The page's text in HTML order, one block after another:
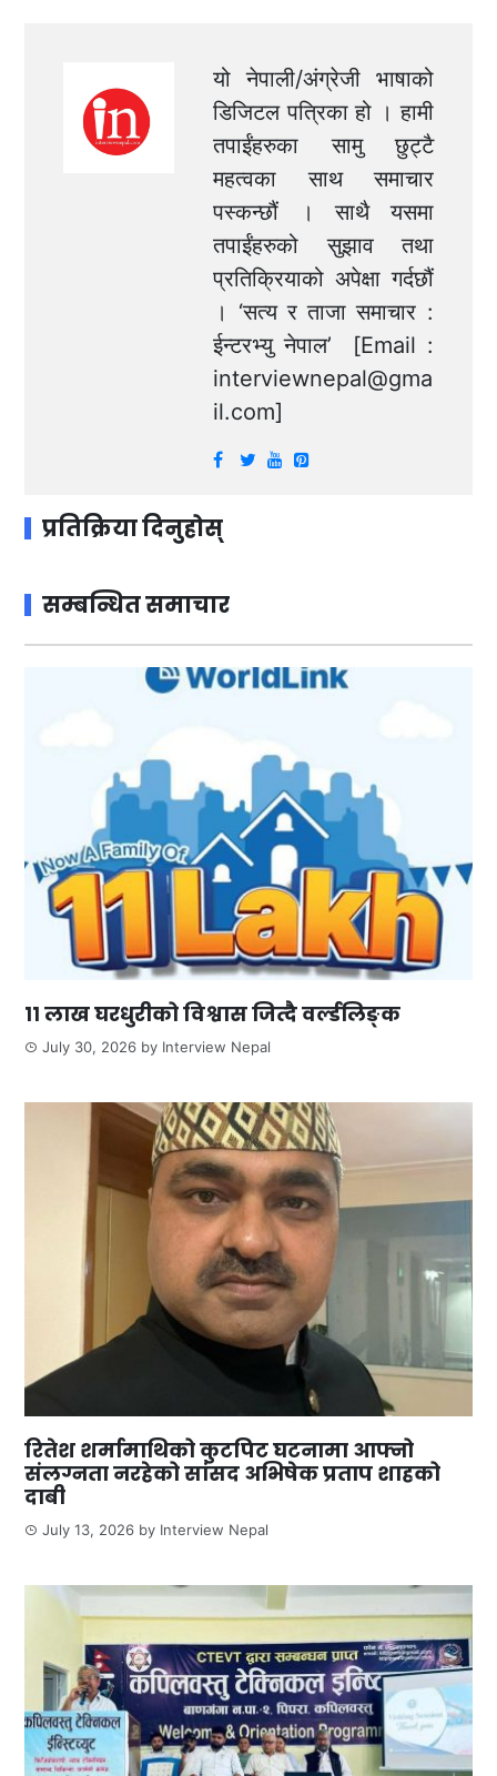
यो नेपाली/अंग्रेजी भाषाको
डिजिटल पत्रिका हो । हामी
तपाईंहरुका सामु छुट्टै
महत्वका साथ समाचार
पस्कन्छौं । साथै यसमा
तपाईंहरुको सुझाव तथा
प्रतिक्रियाको अपेक्षा गर्दछौं
। ‘सत्य र ताजा समाचार :
ईन्टरभ्यु नेपाल’ [Email :
interviewnepal@gma
il.com]
प्रतिक्रिया दिनुहोस्
सम्बन्धित समाचार
११ लाख घरधुरीको विश्वास जित्दै वर्ल्डलिङ्क
July 30, 2026 by Interview Nepal
रितेश शर्मामाथिको कुटपिट घटनामा आफ्नो
संलग्नता नरहेको सांसद अभिषेक प्रताप शाहको
दाबी
July 13, 2026 by Interview Nepal